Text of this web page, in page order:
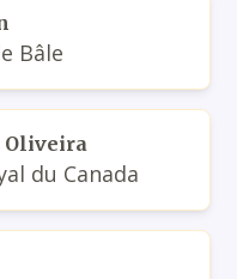
Bâle
Oliveira
du Canada